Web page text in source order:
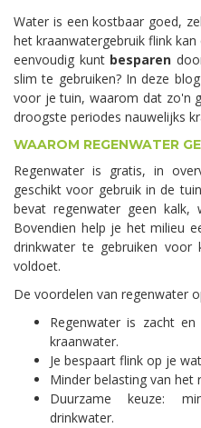
Water is een kostbaar goed,
het kraanwatergebruik flink
eenvoudig kunt besparen
slim te gebruiken? In deze
voor je tuin, waarom dat zo'n
droogste periodes nauwelijks
WAAROM REGENWATER
Regenwater is gratis, in
geschikt voor gebruik in de
bevat regenwater geen
Bovendien help je het milieu
drinkwater te gebruiken voor
voldoet.
De voordelen van regenwater
Regenwater is zacht
kraanwater.
Je bespaart flink op je
Minder belasting van het
Duurzame keuze:
drinkwater.